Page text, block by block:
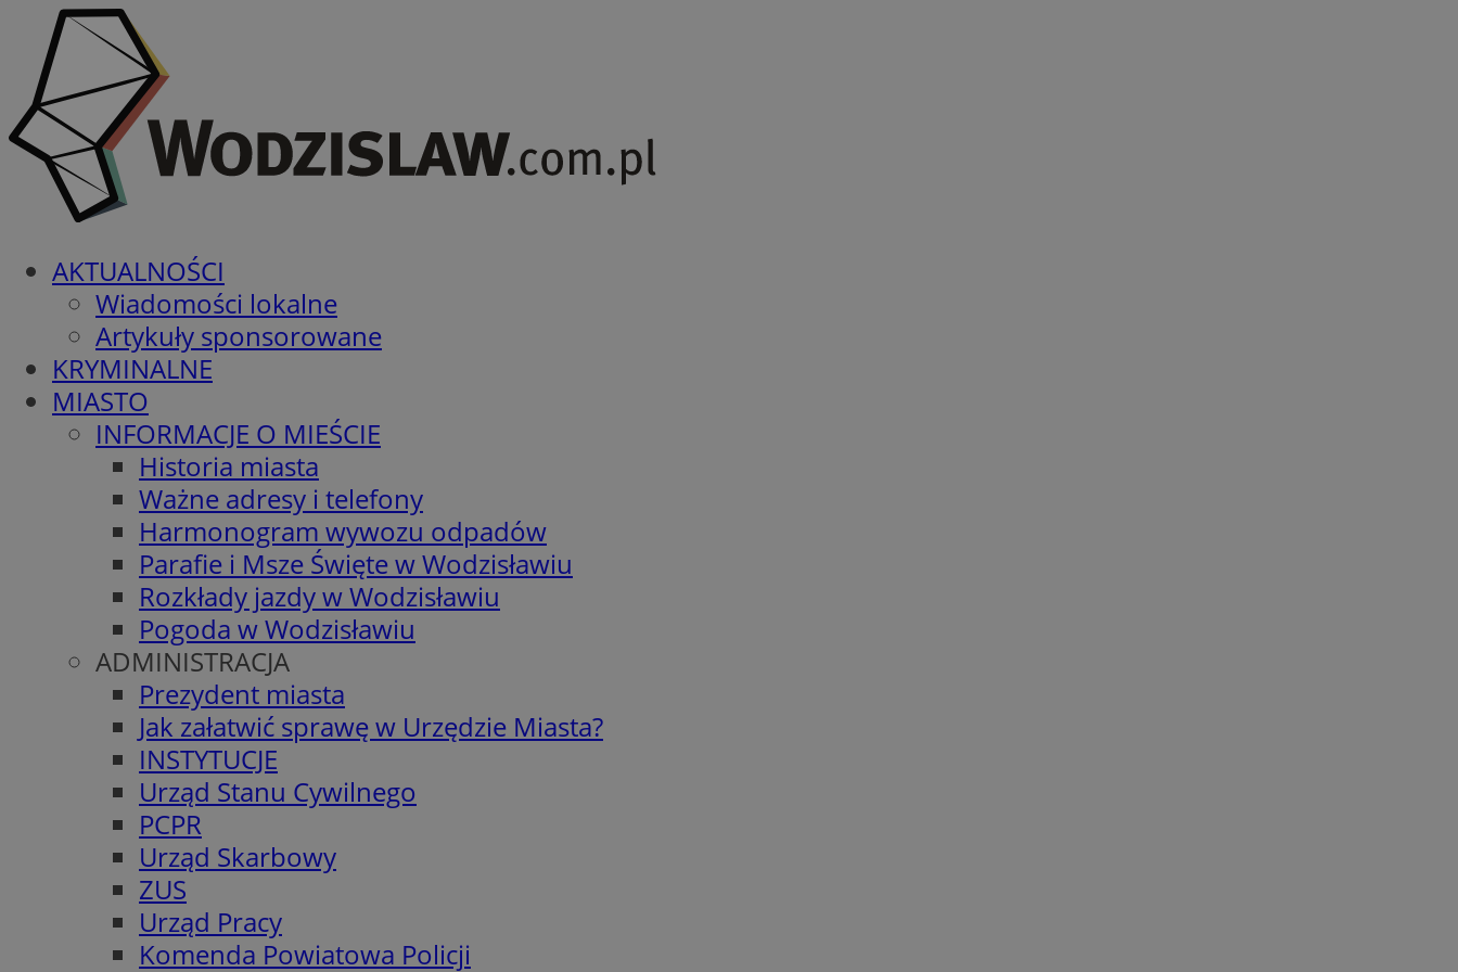
AKTUALNOŚCI
Wiadomości lokalne
Artykuły sponsorowane
KRYMINALNE
MIASTO
INFORMACJE O MIEŚCIE
Historia miasta
Ważne adresy i telefony
Harmonogram wywozu odpadów
Parafie i Msze Święte w Wodzisławiu
Rozkłady jazdy w Wodzisławiu
Pogoda w Wodzisławiu
ADMINISTRACJA
Prezydent miasta
Jak załatwić sprawę w Urzędzie Miasta?
INSTYTUCJE
Urząd Stanu Cywilnego
PCPR
Urząd Skarbowy
ZUS
Urząd Pracy
Komenda Powiatowa Policji